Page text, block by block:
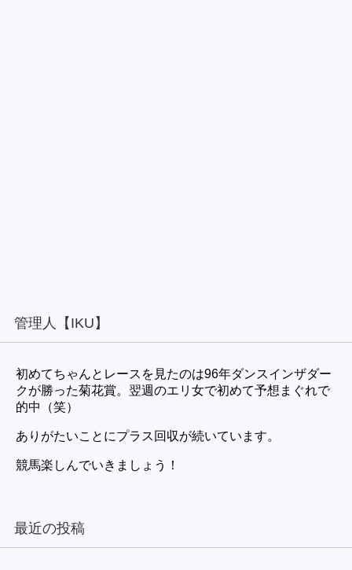
管理人【IKU】
初めてちゃんとレースを見たのは96年ダンスインザダー
クが勝った菊花賞。翌週のエリ女で初めて予想まぐれで
的中（笑）
ありがたいことにプラス回収が続いています。
競馬楽しんでいきましょう！
最近の投稿